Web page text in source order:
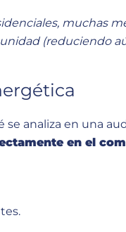
muchas
(reduciendo
analiza en una
en el